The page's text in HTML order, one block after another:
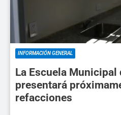
INFORMACIÓN GENERAL
La Escuela Municipal
presentará
refacciones